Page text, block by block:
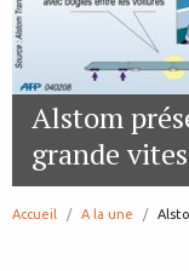
Alstom
grande
Accueil A la une